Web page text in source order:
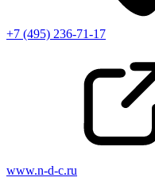
+7 (495) 236-71-17
www.n-d-c.ru